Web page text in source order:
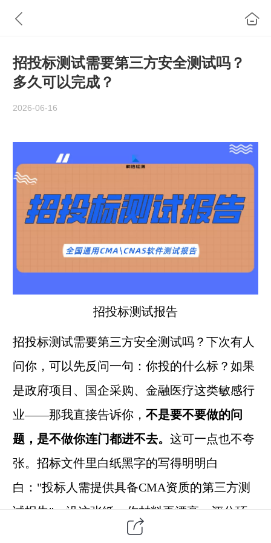
招投标测试需要第三方安全测试吗？
多久可以完成？
2026-06-16
招投标测试报告
招投标测试需要第三方安全测试吗？下次有人
问你，可以先反问一句：你投的什么标？如果
是政府项目、国企采购、金融医疗这类敏感行
业——那我直接告诉你， 不是要不要做的问
题，是不做你连门都进不去。 这可一点也不夸
张。招标文件里白纸黑字的写得明明白
白："投标人需提供具备CMA资质的第三方测
试报告"。没这张纸，你材料再漂亮，评分环
节直接扣分甚至废标。之前就有企业，产品明